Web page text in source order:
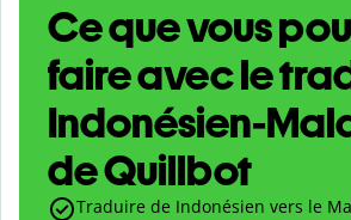
Ce que vous
faire avec le
Indonésien-
de Quillbot
Traduire de Indonésien vers le